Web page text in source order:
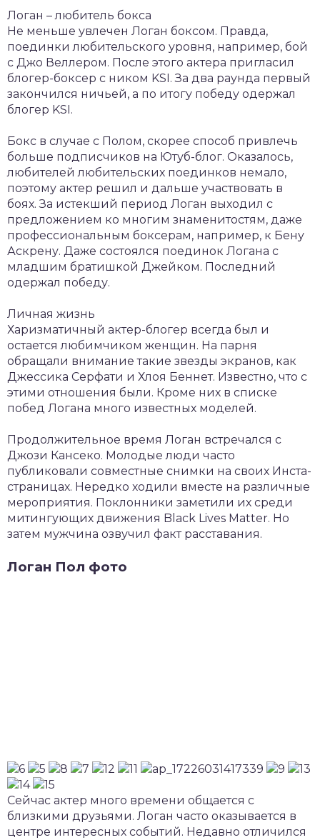
Логан – любитель бокса
Не меньше увлечен Логан боксом. Правда,
поединки любительского уровня, например, бой
с Джо Веллером. После этого актера пригласил
блогер-боксер с ником KSI. За два раунда первый
закончился ничьей, а по итогу победу одержал
блогер KSI.
Бокс в случае с Полом, скорее способ привлечь
больше подписчиков на Ютуб-блог. Оказалось,
любителей любительских поединков немало,
поэтому актер решил и дальше участвовать в
боях. За истекший период Логан выходил с
предложением ко многим знаменитостям, даже
профессиональным боксерам, например, к Бену
Аскрену. Даже состоялся поединок Логана с
младшим братишкой Джейком. Последний
одержал победу.
Личная жизнь
Харизматичный актер-блогер всегда был и
остается любимчиком женщин. На парня
обращали внимание такие звезды экранов, как
Джессика Серфати и Хлоя Беннет. Известно, что с
этими отношения были. Кроме них в списке
побед Логана много известных моделей.
Продолжительное время Логан встречался с
Джози Кансеко. Молодые люди часто
публиковали совместные снимки на своих Инста-
страницах. Нередко ходили вместе на различные
мероприятия. Поклонники заметили их среди
митингующих движения Black Lives Matter. Но
затем мужчина озвучил факт расставания.
Логан Пол фото
Сейчас актер много времени общается с
близкими друзьями. Логан часто оказывается в
центре интересных событий. Недавно отличился